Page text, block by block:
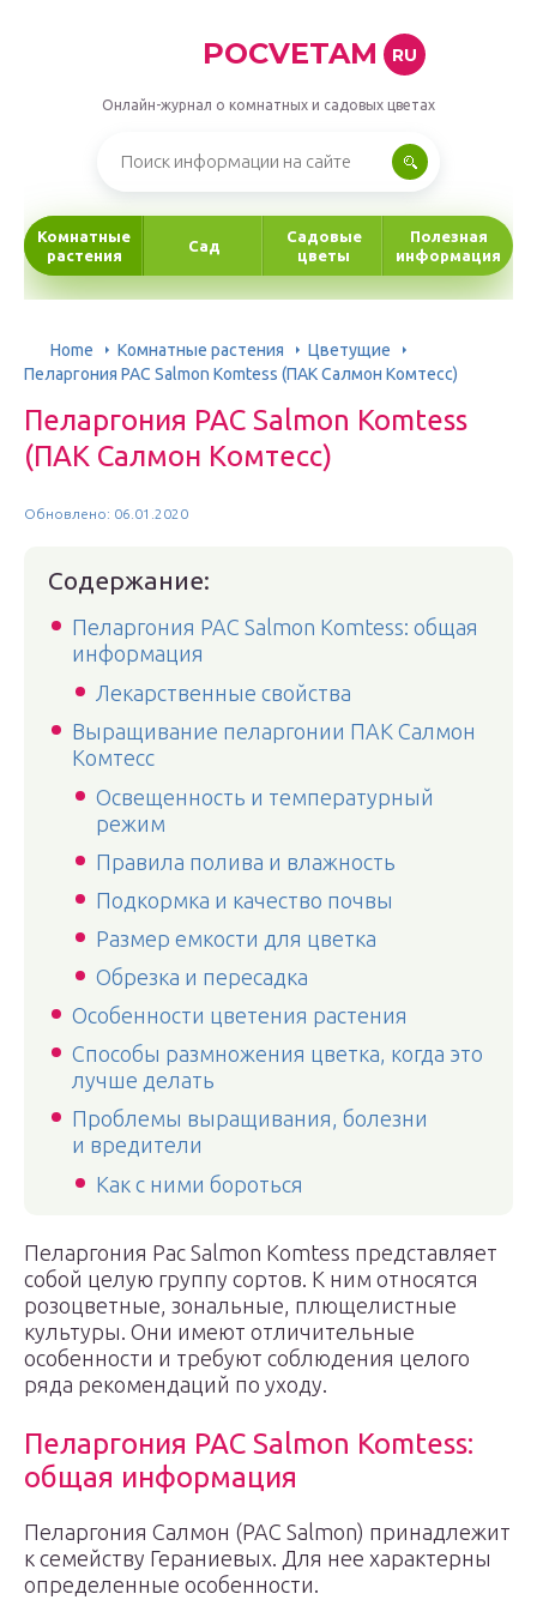
POCVETAM RU
Онлайн-журнал о комнатных и садовых цветах
Комнатные
растения
Сад
Садовые
цветы
Полезная
информация
Home Комнатные растения
Цветущие
Пеларгония PAC Salmon Komtess (ПАК Салмон Комтесс)
Пеларгония PAC Salmon Komtess
(ПАК Салмон Комтесс)
Обновлено: 06.01.2020
Содержание:
Пеларгония PAC Salmon Komtess: общая
информация
Лекарственные свойства
Выращивание пеларгонии ПАК Салмон
Комтесс
Освещенность и температурный
режим
Правила полива и влажность
Подкормка и качество почвы
Размер емкости для цветка
Обрезка и пересадка
Особенности цветения растения
Способы размножения цветка, когда это
лучше делать
Проблемы выращивания, болезни
и вредители
Как с ними бороться
Пеларгония Pac Salmon Komtess представляет
собой целую группу сортов. К ним относятся
розоцветные, зональные, плющелистные
культуры. Они имеют отличительные
особенности и требуют соблюдения целого
ряда рекомендаций по уходу.
Пеларгония PAC Salmon Komtess:
общая информация
Пеларгония Салмон (PAC Salmon) принадлежит
к семейству Гераниевых. Для нее характерны
определенные особенности.